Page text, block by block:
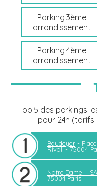
Parking 3ème
arrondissement
Parking 4ème
arrondissement
Top 5 des parkings
pour 24h (tarifs
Baudoyer-
Rivoli - 75004
Notre Dame –
75004 Paris